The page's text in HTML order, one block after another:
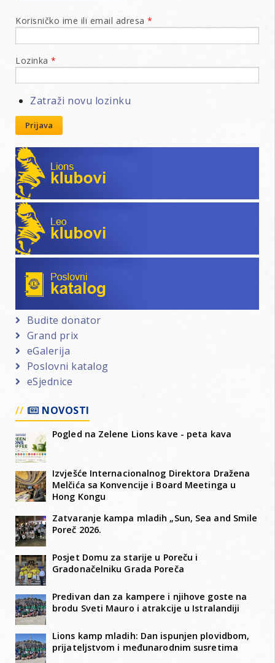
Korisničko ime ili email adresa *
Lozinka *
Zatraži novu lozinku
Prijava
Lions klubovi
Leo klubovi
Budite donator
Grand prix
eGalerija
Poslovni katalog
eSjednice
NOVOSTI
Pogled na Zelene Lions kave - peta kava
Izvješće Internacionalnog Direktora Dražena
Melčića sa Konvencije i Board Meetinga u
Hong Kongu
Zatvaranje kampa mladih „Sun, Sea and Smile
Poreč 2026.
Posjet Domu za starije u Poreču i
Gradonačelniku Grada Poreča
Predivan dan za kampere i njihove goste na
brodu Sveti Mauro i atrakcije u Istralandiji
Lions kamp mladih: Dan ispunjen plovidbom,
prijateljstvom i međunarodnim susretima